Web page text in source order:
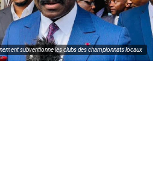
subventionne les clubs des championnats locaux